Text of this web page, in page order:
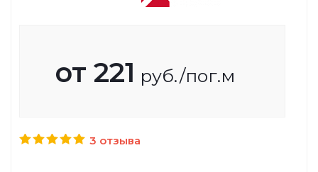
от 221 руб./пог.м
3 отзыва